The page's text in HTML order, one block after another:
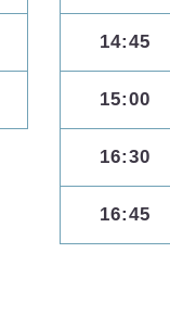
14:45
15:00
16:30
16:45